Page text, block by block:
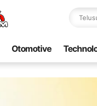
Otomotive